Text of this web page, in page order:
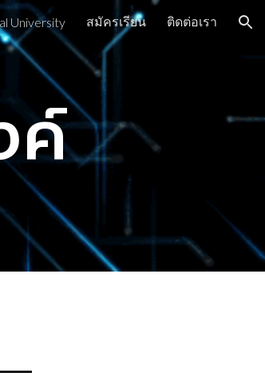
University สมัครเรียน ติดต่อเรา
ค์